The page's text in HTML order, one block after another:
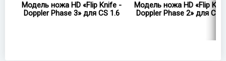
Модель ножа HD «Flip Knife -
Doppler Phase 3» для CS 1.6
Модель ножа HD «Flip
Doppler Phase 2» для CS